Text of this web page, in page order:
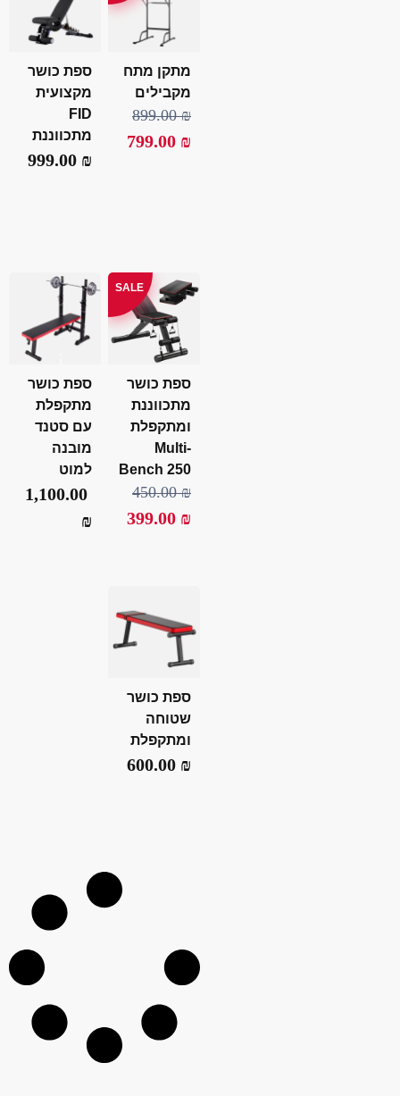
מתקן מתח
מקבילים
899.00
799.00
ספת כושר
מקצועית
מתכווננת
999.00
SALE
ספת כושר
מתכווננת
ומתקפלת
Multi-
Bench 250
450.00
399.00
ספת כושר
מתקפלת
עם סטנד
מובנה
למוט
1,100.00
ספת כושר
שטוחה
ומתקפלת
600.00